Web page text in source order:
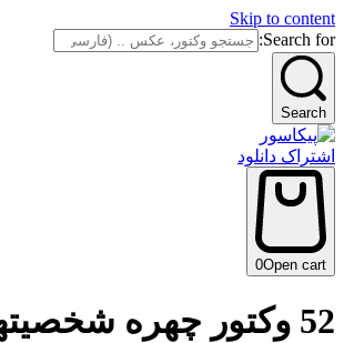
Skip to content
Search for:
Search
اشتراک دانلود
0Open cart
52 وکتور چهره شخصیتهای قرون وسطی – وکتور نقاشی پرتره مردم قدیمی